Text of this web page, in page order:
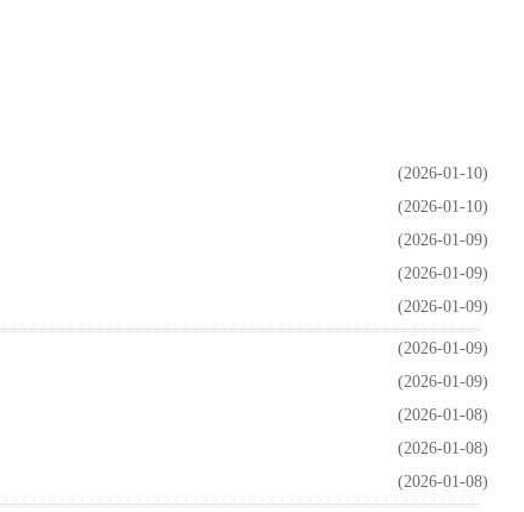
(2026-01-10)
(2026-01-10)
(2026-01-09)
(2026-01-09)
(2026-01-09)
(2026-01-09)
(2026-01-09)
(2026-01-08)
(2026-01-08)
(2026-01-08)